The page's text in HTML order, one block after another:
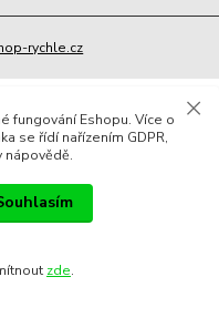
rychle.cz
fungování Eshopu. Více o
se řídí nařízením GDPR,
zde.